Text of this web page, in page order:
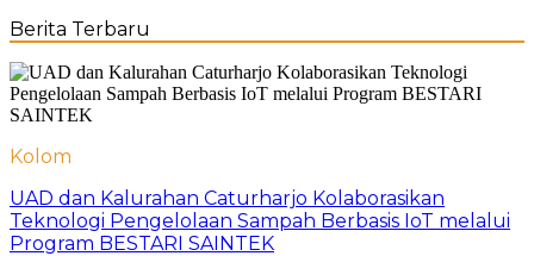
Berita Terbaru
Kolom
UAD dan Kalurahan Caturharjo Kolaborasikan
Teknologi Pengelolaan Sampah Berbasis IoT melalui
Program BESTARI SAINTEK